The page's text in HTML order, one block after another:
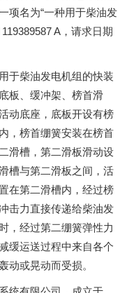
项名为“一种用于柴油发
A，请求日期
柴油发电机组的快装
板、缓冲架、榜首滑
动底座，底板开设有榜
，榜首绷簧安装在榜首
滑槽，第二滑板滑动设
槽与第二滑板之间，活
在第二滑槽内，经过榜
击力直接传递给柴油发
，经过第二绷簧弹性力
缓运送过程中来自各个
动或晃动而受损。